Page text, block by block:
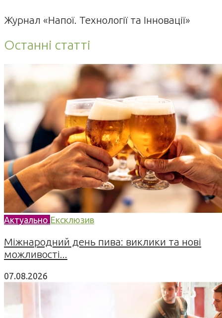
Журнал «Напої. Технології та Інновації»
Останні статті
Актуально Ексклюзив
Міжнародний день пива: виклики та нові
можливості...
07.08.2026